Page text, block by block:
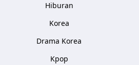
Hiburan
Korea
Drama Korea
Kpop